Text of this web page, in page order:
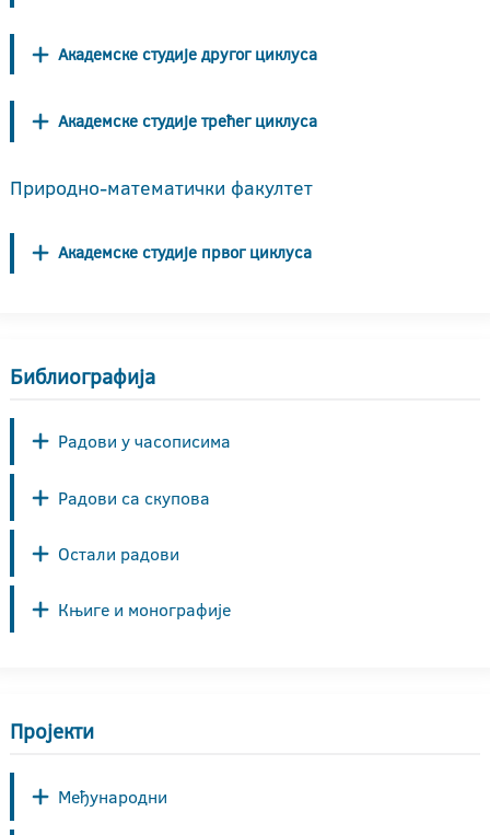
Академске студије другог циклуса
Академске студије трећег циклуса
Природно-математички факултет
Академске студије првог циклуса
Библиографија
Радови у часописима
Радови са скупова
Остали радови
Књиге и монографије
Пројекти
Међународни